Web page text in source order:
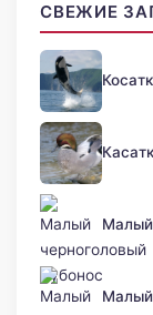
СВЕЖИЕ
Малый
Малый